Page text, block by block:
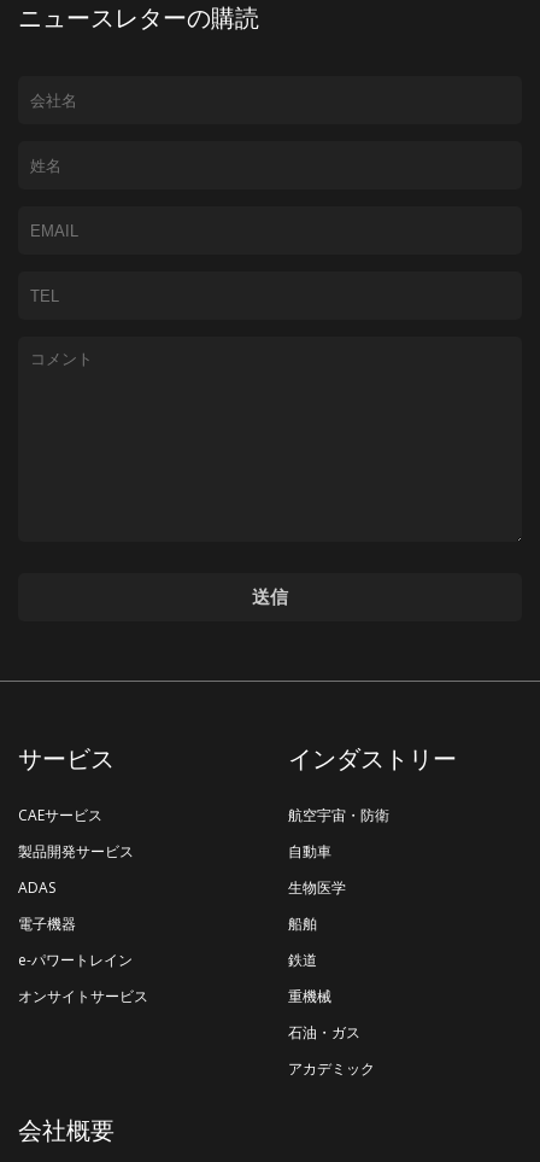
ニュースレターの購読
サービス
CAEサービス
製品開発サービス
ADAS
電子機器
e-パワートレイン
オンサイトサービス
インダストリー
航空宇宙・防衛
自動車
生物医学
船舶
鉄道
重機械
石油・ガス
アカデミック
会社概要